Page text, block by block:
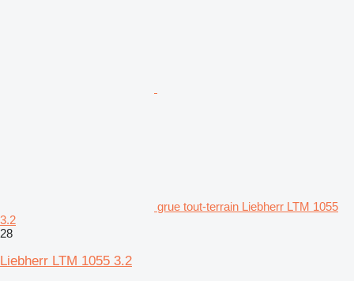
grue tout-terrain Liebherr LTM 1055
3.2
28
Liebherr LTM 1055 3.2